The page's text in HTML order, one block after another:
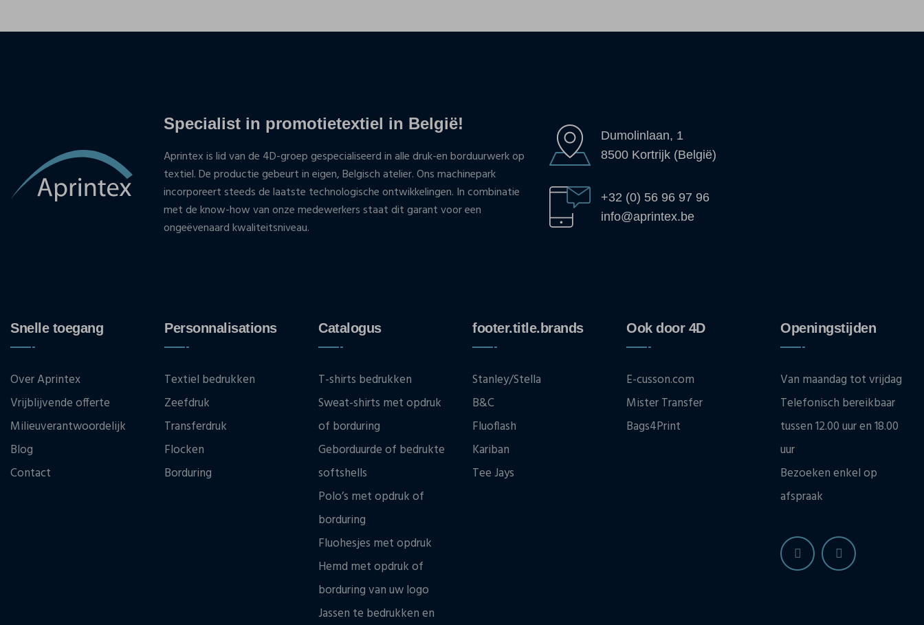
Specialist in promotietextiel in België!
Aprintex is lid van de 4D-groep gespecialiseerd in alle druk-en borduurwerk op
textiel. De productie gebeurt in eigen, Belgisch atelier. Ons machinepark
incorporeert steeds de laatste technologische ontwikkelingen. In combinatie
met de know-how van onze medewerkers staat dit garant voor een
ongeëvenaard kwaliteitsniveau.
Dumolinlaan, 1
8500 Kortrijk (België)
+32 (0) 56 96 97 96
info@aprintex.be
Snelle toegang
Over Aprintex
Vrijblijvende offerte
Milieuverantwoordelijk
Blog
Contact
Personnalisations
Textiel bedrukken
Zeefdruk
Transferdruk
Flocken
Borduring
Catalogus
T-shirts bedrukken
Sweat-shirts met opdruk
of borduring
Geborduurde of bedrukte
softshells
Polo’s met opdruk of
borduring
Fluohesjes met opdruk
Hemd met opdruk of
borduring van uw logo
Jassen te bedrukken en
footer.title.brands
Stanley/Stella
B&C
Fluoflash
Kariban
Tee Jays
Ook door 4D
E-cusson.com
Mister Transfer
Bags4Print
Openingstijden
Van maandag tot vrijdag
Telefonisch bereikbaar
tussen 12.00 uur en 18.00
uur
Bezoeken enkel op
afspraak